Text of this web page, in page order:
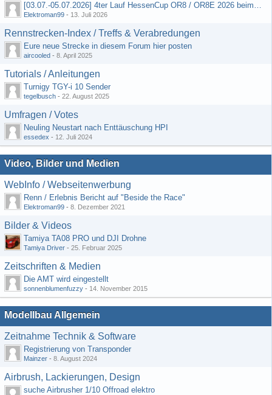
[03.07.-05.07.2026] 4ter Lauf HessenCup OR8 / OR8E 2026 beim MSV Linsengericht e.V.
Elektroman99 - 13. Juli 2026
Rennstrecken-Index / Treffs & Verabredungen
Eure neue Strecke in diesem Forum hier posten
aircooled - 8. April 2025
Tutorials / Anleitungen
Turnigy TGY-i 10 Sender
tegelbusch - 22. August 2025
Umfragen / Votes
Neuling Neustart nach Enttäuschung HPI
essedex - 12. Juli 2024
Video, Bilder und Medien
WebInfo / Webseitenwerbung
Renn / Erlebnis Bericht auf "Beside the Race"
Elektroman99 - 8. Dezember 2021
Bilder & Videos
Tamiya TA08 PRO und DJI Drohne
Tamiya Driver - 25. Februar 2025
Zeitschriften & Medien
Die AMT wird eingestellt
sonnenblumenfuzzy - 14. November 2015
Modellbau Allgemein
Zeitnahme Technik & Software
Registrierung von Transponder
Mainzer - 8. August 2024
Airbrush, Lackierungen, Design
suche Airbrusher 1/10 Offroad elektro